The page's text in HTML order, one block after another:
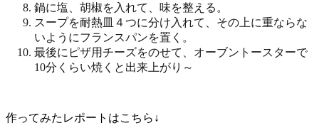
鍋に塩、胡椒を入れて、味を整える。
スープを耐熱皿４つに分け入れて、その上に重ならな
いようにフランスパンを置く。
最後にピザ用チーズをのせて、オーブントースターで
10分くらい焼くと出来上がり～
作ってみたレポートはこちら↓